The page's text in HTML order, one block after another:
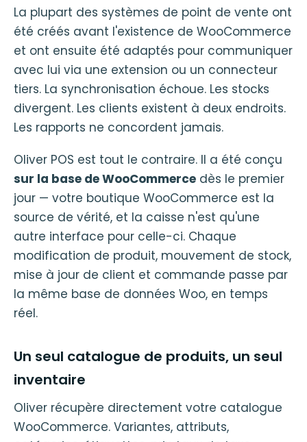
La plupart des systèmes de point de vente ont
été créés avant l'existence de WooCommerce
et ont ensuite été adaptés pour communiquer
avec lui via une extension ou un connecteur
tiers. La synchronisation échoue. Les stocks
divergent. Les clients existent à deux endroits.
Les rapports ne concordent jamais.
Oliver POS est tout le contraire. Il a été conçu
sur la base de WooCommerce dès le premier
jour — votre boutique WooCommerce est la
source de vérité, et la caisse n'est qu'une
autre interface pour celle-ci. Chaque
modification de produit, mouvement de stock,
mise à jour de client et commande passe par
la même base de données Woo, en temps
réel.
Un seul catalogue de produits, un seul
inventaire
Oliver récupère directement votre catalogue
WooCommerce. Variantes, attributs,